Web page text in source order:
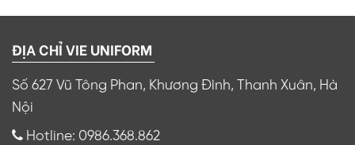
ĐỊA CHỈ VIE UNIFORM
Số 627 Vũ Tông Phan, Khương Đình, Thanh Xuân, Hà
Nội
Hotline: 0986.368.862